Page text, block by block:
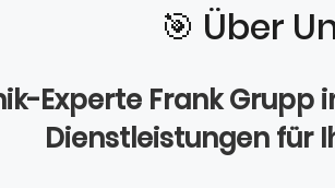
🎯️ Über
Experte Frank Grupp
Dienstleistungen für